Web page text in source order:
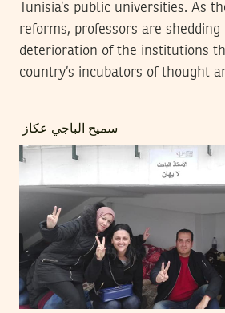
Tunisia’s public universities. As
reforms, professors are
deterioration of the institutions
country’s incubators of thought
سميح الباجي عكاز